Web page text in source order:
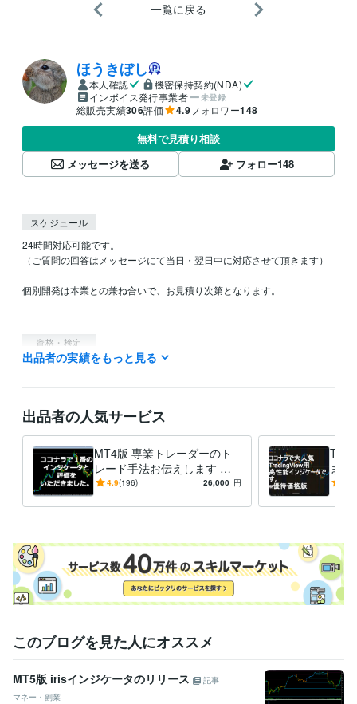
一覧に戻る
ほうきぼし
本人確認
機密保持契約(NDA)
インボイス発行事業者
未登録
総販売実績306評価 4.9フォロワー148
無料で見積り相談
メッセージを送る
フォロー148
スケジュール
24時間対応可能です。
（ご質問の回答はメッセージにて当日・翌日中に対応させて頂きます）
個別開発は本業との兼ね合いで、お見積り次第となります。
資格・検定
AWS ソリューションアーキテクト
取得年 : 2022年
得意分野
資産運用・副業の相談 FXトレード経験10年以上あります。 金融シ
ステム開発
仮想通貨 専業 為替事業会社 証券
出品者の実績をもっと見る
出品者の人気サービス
MT4版 専業トレーダーのト
レード手法お伝えします 専
業トレーダーが長年使ってき
4.9(196) 26,000 円
ま
てき
このブログを見た人にオススメ
MT5版 irisインジケータのリリース
記事
マネー・副業